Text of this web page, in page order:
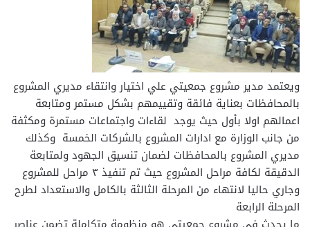
ويعتمد مدير مشروع جمعيتي علي اختيار وانتقاء مديري المشروع
بالمحافظات بعناية فائقة وتقييمهم بشكل مستمر ومتابعة
اعمالهم اولا بأول حيث يوجد لقاءات واجتماعات مستمرة ومكثفة
من جانب الوزارة مع ادارات المشروع بالشركات الخمسة وكذلك
مديري المشروع بالمحافظات لضمان تنسيق الجهود ولمتابعة
الدقيقة لكافة مراحل المشروع حيث تم تنفيذ ٣ مراحل للمشروع
وجاري حاليا لانتهاء من المرحلة الثالثة بالكامل والاستعداد لطرح
المرحلة الرابعة